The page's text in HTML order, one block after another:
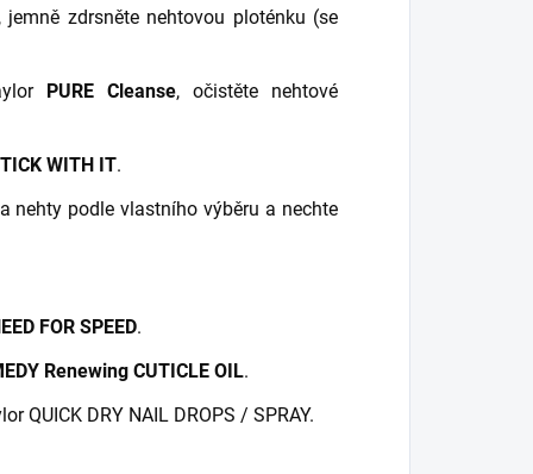
jemně zdrsněte nehtovou ploténku (se
PURE Cleanse, očistěte nehtové
WITH IT.
nehty podle vlastního výběru a nechte
FOR SPEED.
Renewing CUTICLE OIL.
QUICK DRY NAIL DROPS / SPRAY.